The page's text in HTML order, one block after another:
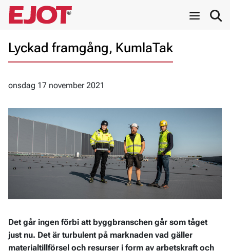
Lyckad framgång, KumlaTak
onsdag 17 november 2021
Det går ingen förbi att byggbranschen går som tåget
just nu. Det är turbulent på marknaden vad gäller
materialtillförsel och resurser i form av arbetskraft och